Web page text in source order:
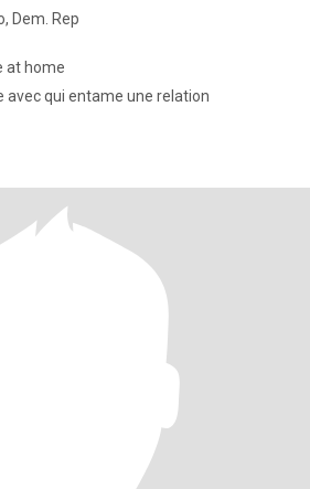
Dem. Rep
at home
avec qui entame une relation